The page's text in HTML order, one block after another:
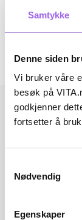
Samtykke
Denne siden
Vi bruker våre
besøk på
godkjenner
fortsetter å
Nødvendig
Egenskaper